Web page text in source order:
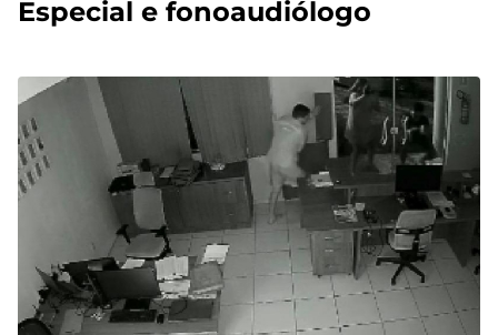
Especial e fonoaudiólogo